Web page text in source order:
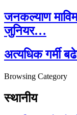
जनकल्याण
जुनियर…
अत्यधिक गर्मी
Browsing Category
स्थानीय